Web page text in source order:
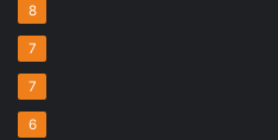
8
7
7
6